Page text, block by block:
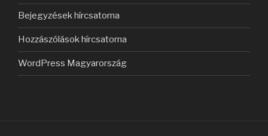
Bejegyzések hírcsatorna
Hozzászólások hírcsatorna
WordPress Magyarország